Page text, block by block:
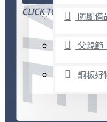
事務用品
置物架/收納櫃
其他
免打孔收納專
防颱備
父親節
銅板好